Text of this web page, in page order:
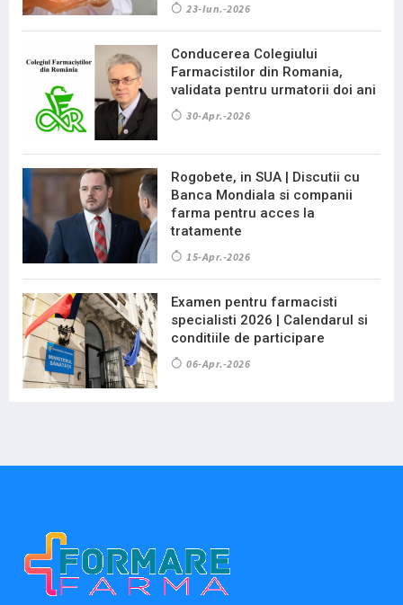
23-Iun.-2026
Conducerea Colegiului
Farmacistilor din Romania,
validata pentru urmatorii doi ani
30-Apr.-2026
Rogobete, in SUA | Discutii cu
Banca Mondiala si companii
farma pentru acces la
tratamente
15-Apr.-2026
Examen pentru farmacisti
specialisti 2026 | Calendarul si
conditiile de participare
06-Apr.-2026